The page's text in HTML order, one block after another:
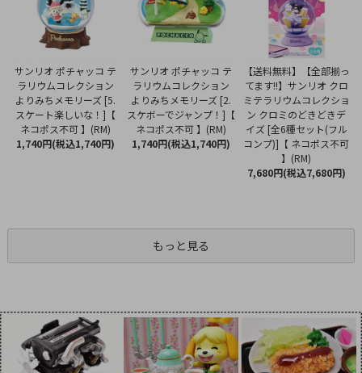
サンリオ ポチャッコ テ
ラリウムコレクション
よりみちメモリーズ [5.
スケート楽しいな！]【
ネコポス不可 】(RM)
1,740円(税込1,740円)
サンリオ ポチャッコ テ
ラリウムコレクション
よりみちメモリーズ [2.
スケボーでジャンプ！]【
ネコポス不可 】(RM)
1,740円(税込1,740円)
【送料無料】【全部揃っ
てます!!】サンリオ クロ
ミテラリウムコレクショ
ン クロミのどきどきデ
イズ [全6種セット(フル
コンプ)]【 ネコポス不可
】(RM)
7,680円(税込7,680円)
もっと見る